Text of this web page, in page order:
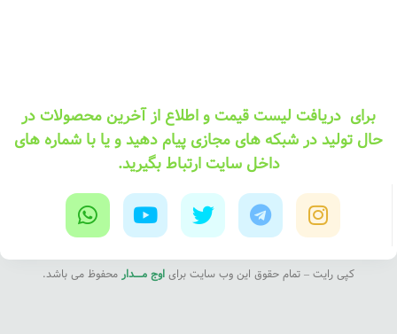
برای دریافت لیست قیمت و اطلاع از آخرین محصولات در
حال تولید در شبکه های مجازی پیام دهید و یا با شماره های
داخل سایت ارتباط بگیرید.
کپی رایت – تمام حقوق این وب سایت برای اوج مــــدار محفوظ می باشد.